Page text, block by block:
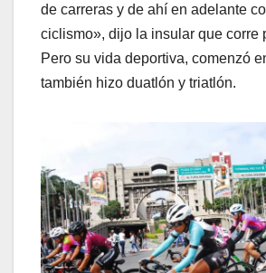
de carreras y de ahí en adelante
ciclismo», dijo la insular que corre
Pero su vida deportiva, comenzó
también hizo duatlón y triatlón.